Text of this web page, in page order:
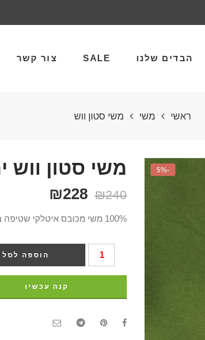
הבדים שלנו SALE צור קשר
ראשי משי משי סטון ווש
-5% משי סטון ווש
₪240
₪228
100% משי מכובס איטלקי שטיפה בניקוי יבש. רוחב הבד 140 ס”מ
הוספה לסל
קנה עכשיו